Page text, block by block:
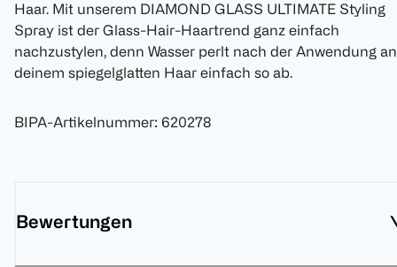
Haar. Mit unserem DIAMOND GLASS ULTIMATE Styling
Spray ist der Glass-Hair-Haartrend ganz einfach
nachzustylen, denn Wasser perlt nach der Anwendung an
deinem spiegelglatten Haar einfach so ab.
BIPA-Artikelnummer: 620278
Bewertungen